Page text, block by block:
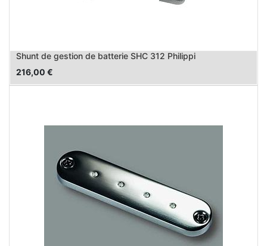
Shunt de gestion de batterie SHC 312 Philippi
216,00 €